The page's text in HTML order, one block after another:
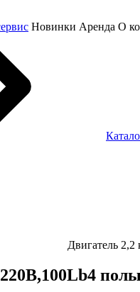
Новинки Аренда О
Двигатель